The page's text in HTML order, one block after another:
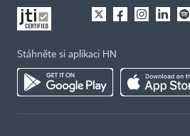
Stáhněte si aplikaci HN